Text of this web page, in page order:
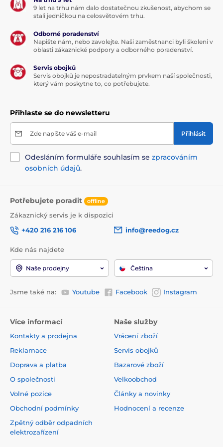
místě
Chytré řešení pro každého
Vestavěnéchytré senzory neustále zjišťují zůstatek
potravin. Na nedostatek krmiva vás upozorní
červenou LED diodou. Aplikace a chytré notifikace
doplnili krmivo. Mobilní aplikace vám umožňuje
sledovat stav krmiva odkudkoli a zajišťuje, že nikdy
doma nebo na cestách, budete vždy vědět, kdy je
potřeba doplnit zásobník. Tato kombinace senzorů a
chytré aplikace poskytuje
maximální pohodlí a
spolehlivost
, takže se můžete soustředit na jiné věci s
vědomím, že je o vašeho mazlíčka dobře postaráno.
9 let na trhu nám dalo dostatečnou zkušenost, abychom se
stali jedničkou na celosvětovém trhu.
Odborné poradenství
Napište nám, nebo zavolejte. Naši zaměstnanci byli školeni v
oblasti zákaznické podpory a odborného poradenství.
Servis obojků
Servis obojků je nepostradatelným prvkem naší společnosti,
který vám poskytne to, co potřebujete.
Přihlaste se do newsletteru
Zde napište váš e-mail Přihlásit
Odesláním formuláře souhlasím se zpracováním
osobních údajů.
Potřebujete poradit offline
Zákaznický servis je k dispozici
+420 216 216 106
info@reedog.cz
Kde nás najdete
Naše prodejny Čeština
Jsme také na: Youtube Facebook Instagram
Více informací
Kontakty a prodejna
Reklamace
Doprava a platba
O společnosti
Volné pozice
Obchodní podmínky
Zpětný odběr odpadních
elektrozařízení
Naše služby
Vrácení zboží
Servis obojků
Bazarové zboží
Velkoobchod
Články a novinky
Hodnocení a recenze